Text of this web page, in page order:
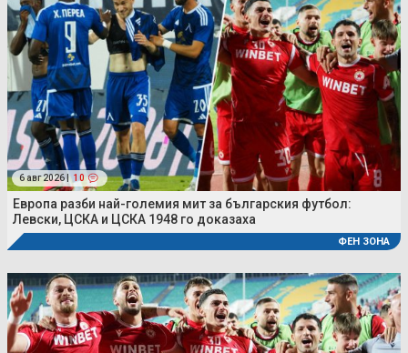
6 авг 2026 | 10
Европа разби най-големия мит за българския футбол:
Левски, ЦСКА и ЦСКА 1948 го доказаха
ФЕН ЗОНА